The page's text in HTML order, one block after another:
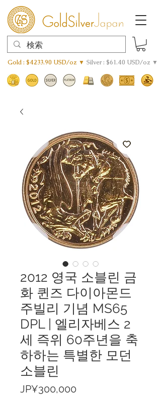
Gold : $4233.90 USD/oz ▼ Silver : $61.40 USD/oz ▼
2012 영국 소블린 금
화 퀸즈 다이아몬드
주빌리 기념 MS65
DPL | 엘리자베스 2
세 즉위 60주년을 축
하하는 특별한 모던
소블린
JP¥300,000